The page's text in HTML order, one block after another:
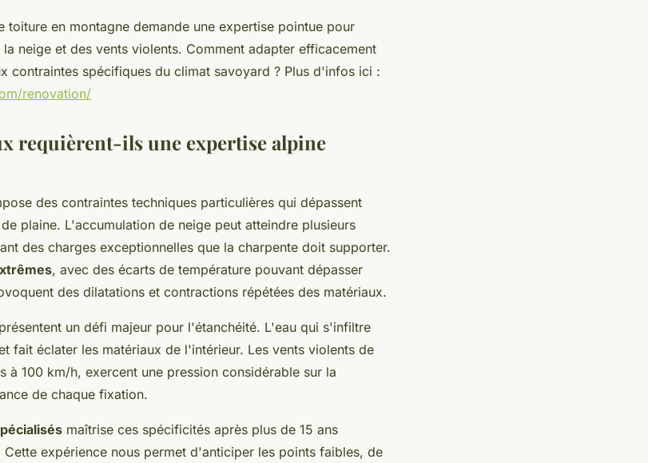
toiture en montagne demande une expertise pointue pour
neige et des vents violents. Comment adapter efficacement
contraintes spécifiques du climat savoyard ? Plus d'infos ici :
renovation/
requièrent-ils une expertise alpine
des contraintes techniques particulières qui dépassent
plaine. L'accumulation de neige peut atteindre plusieurs
des charges exceptionnelles que la charpente doit supporter.
, avec des écarts de température pouvant dépasser
des dilatations et contractions répétées des matériaux.
un défi majeur pour l'étanchéité. L'eau qui s'infiltre
fait éclater les matériaux de l'intérieur. Les vents violents de
à 100 km/h, exercent une pression considérable sur la
de chaque fixation.
maîtrise ces spécificités après plus de 15 ans
expérience nous permet d'anticiper les points faibles, de